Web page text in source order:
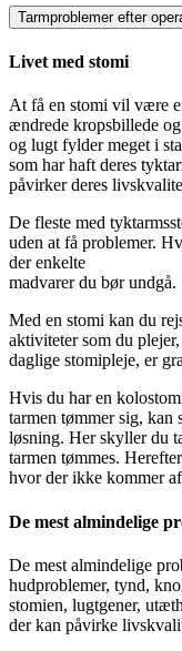
Tarmproblemer efter
Livet med stomi
At få en stomi vil være
ændrede kropsbillede
og lugt fylder meget i
som har haft deres
påvirker deres
De fleste med
uden at få problemer.
der enkelte
madvarer du bør undgå.
Med en stomi kan du
aktiviteter som du
daglige stomipleje, er
Hvis du har en
tarmen tømmer sig,
løsning. Her skyller du
tarmen tømmes.
hvor der ikke kommer
De mest almindelige
De mest almindelige
hudproblemer, tynd,
stomien, lugtgener,
der kan påvirke